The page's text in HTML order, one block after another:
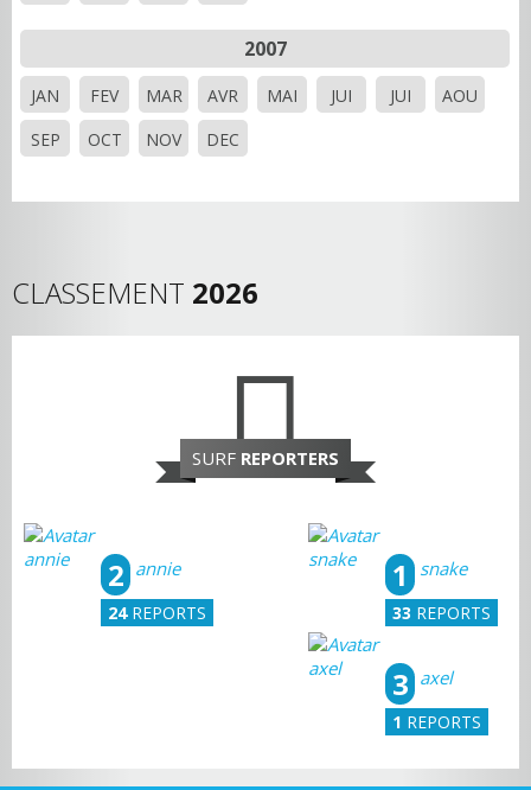
2007
JAN FEV MAR AVR MAI JUI JUI
AOU
SEP
OCT NOV DEC
CLASSEMENT 2026
SURF REPORTERS
snake
1
33 REPORTS
annie
2
24REPORTS
axel
3
1 REPORTS